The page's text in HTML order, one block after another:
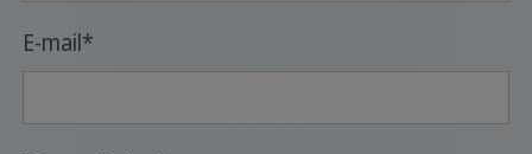
E-mail*